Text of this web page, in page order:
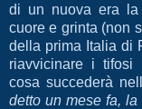
di un nuova era la
cuore e grinta (non
della prima Italia di
riavvicinare i tifosi
cosa succederà
detto un mese fa,